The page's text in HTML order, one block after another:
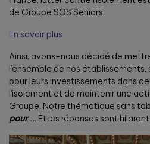
de Groupe SOS Seniors.
En savoir plus
Ainsi, avons-nous décidé de
l’ensemble de nos
pour leurs investissements dans
l’isolement et de maintenir une
Groupe. Notre thématique sans
pour…. Et les réponses sont